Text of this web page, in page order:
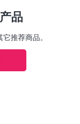
品
推荐商品。